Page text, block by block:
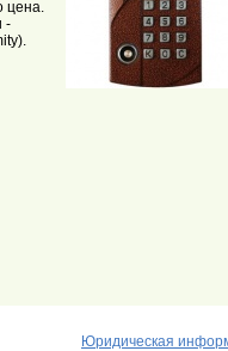
цена.
-
Юридическая